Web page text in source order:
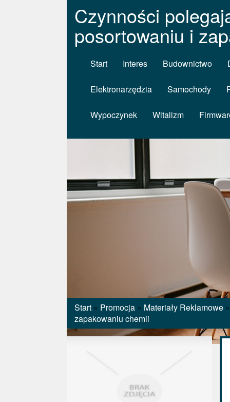
Czynności
posortowaniu i
Start Interes Budownictwo
Elektronarzędzia Samochody
Wypoczynek Witalizm
Start » Promocja » Materiały Reklamowe
zapakowaniu chemii